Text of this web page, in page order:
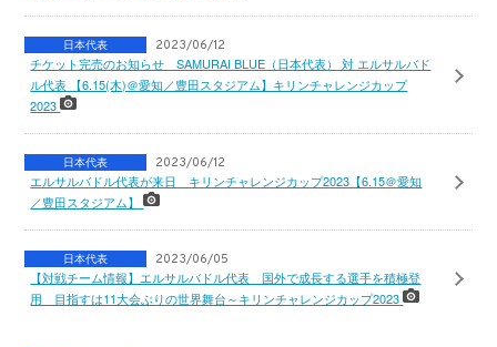
日本代表 2023/06/12
チケット完売のお知らせ SAMURAI BLUE（日本代表） 対 エルサルバド
ル代表 【6.15(木)＠愛知／豊田スタジアム】キリンチャレンジカップ
2023
日本代表 2023/06/12
エルサルバドル代表が来日 キリンチャレンジカップ2023【6.15＠愛知
／豊田スタジアム】
日本代表 2023/06/05
【対戦チーム情報】エルサルバドル代表 国外で成長する選手を積極登
用 目指すは11大会ぶりの世界舞台～キリンチャレンジカップ2023